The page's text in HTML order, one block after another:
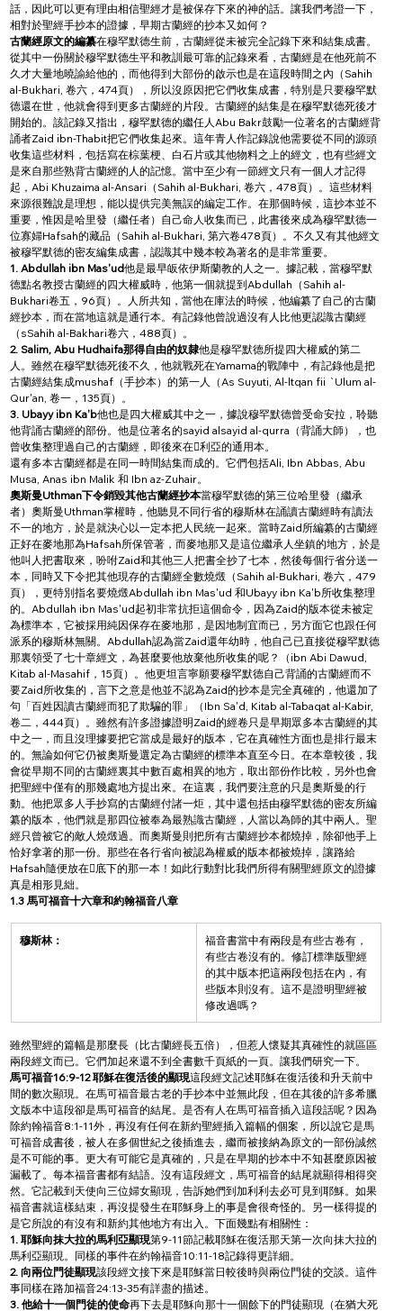
話，因此可以更有理由相信聖經才是被保存下來的神的話。讓我們考證一下，
相對於聖經手抄本的證據，早期古蘭經的抄本又如何？
古蘭經原文的編纂在穆罕默德生前，古蘭經從未被完全記錄下來和結集成書。
從其中一份關於穆罕默德生平和教訓最可靠的記錄來看，古蘭經是在他死前不
久才大量地曉諭給他的，而他得到大部份的啟示也是在這段時間之內（Sahih
al-Bukhari, 卷六，474頁），所以沒原因把它們收集成書，特別是只要穆罕默
德還在世，他就會得到更多古蘭經的片段。古蘭經的結集是在穆罕默德死後才
開始的。該記錄又指出，穆罕默德的繼任人Abu Bakr鼓勵一位著名的古蘭經背
誦者Zaid ibn-Thabit把它們收集起來。這年青人作記錄說他需要從不同的源頭
收集這些材料，包括寫在棕葉梗、白石片或其他物料之上的經文，也有些經文
是來自那些熟背古蘭經的人的記憶。當中至少有一節經文只有一個人才記得
起，Abi Khuzaima al-Ansari（Sahih al-Bukhari, 卷六，478頁）。這些材料
來源很難說是理想，能以提供完美無誤的編定工作。在那個時候，這抄本並不
重要，惟因是哈里發（繼任者）自己命人收集而已，此書後來成為穆罕默德一
位寡婦Hafsah的藏品（Sahih al-Bukhari, 第六卷478頁）。不久又有其他經文
被穆罕默德的密友編集成書，認識其中幾本較為著名的是非常重要。
1. Abdullah ibn Mas'ud他是最早皈依伊斯蘭教的人之一。據記載，當穆罕默
德點名教授古蘭經的四大權威時，他第一個就提到Abdullah（Sahih al-
Bukhari卷五，96頁）。人所共知，當他在庫法的時候，他編纂了自己的古蘭
經抄本，而在當地這就是通行本。有記錄他曾說過沒有人比他更認識古蘭經
（sSahih al-Bakhari卷六，488頁）。
2. Salim, Abu Hudhaifa那得自由的奴隸他是穆罕默德所提四大權威的第二
人。雖然在穆罕默德死後不久，他就戰死在Yamama的戰陣中，有記錄他是把
古蘭經結集成mushaf（手抄本）的第一人（As Suyuti, Al-ltqan fii `Ulum al-
Qur'an, 卷一，135頁）。
3. Ubayy ibn Ka'b他也是四大權威其中之一，據說穆罕默德曾受命安拉，聆聽
他背誦古蘭經的部份。他是位著名的sayid alsayid al-qurra（背誦大師），也
曾收集整理過自己的古蘭經，即後來在利亞的通用本。
還有多本古蘭經都是在同一時間結集而成的。它們包括Ali, Ibn Abbas, Abu
Musa, Anas ibn Malik 和 Ibn az-Zuhair。
奧斯曼Uthman下令銷毀其他古蘭經抄本當穆罕默德的第三位哈里發（繼承
者）奧斯曼Uthman掌權時，他聽見不同行省的穆斯林在誦讀古蘭經時有讀法
不一的地方，於是就決心以一定本把人民統一起來。當時Zaid所編纂的古蘭經
正好在麥地那為Hafsah所保管著，而麥地那又是這位繼承人坐鎮的地方，於是
他叫人把書取來，吩咐Zaid和其他三人把書全抄了七本，然後每個行省分送一
本，同時又下令把其他現存的古蘭經全數燒燬（Sahih al-Bukhari, 卷六，479
頁），更特別指名要燒燬Abdullah ibn Mas'ud 和Ubayy ibn Ka'b所收集整理
的。Abdullah ibn Mas'ud起初非常抗拒這個命令，因為Zaid的版本從未被定
為標準本，它被採用純因保存在麥地那，是因地制宜而已，另方面它也跟任何
派系的穆斯林無關。Abdullah認為當Zaid還年幼時，他自己已直接從穆罕默德
那裏領受了七十章經文，為甚麼要他放棄他所收集的呢？（ibn Abi Dawud,
Kitab al-Masahif，15頁）。他更坦言寧願要穆罕默德自己背誦的古蘭經而不
要Zaid所收集的，言下之意是他並不認為Zaid的抄本是完全真確的，他還加了
句「百姓因讀古蘭經而犯了欺騙的罪」（Ibn Sa'd, Kitab al-Tabaqat al-Kabir,
卷二，444頁）。雖然有許多證據證明Zaid的經卷只是早期眾多本古蘭經的其
中之一，而且沒理據要把它當成是最好的版本，它在真確性方面也是排行最末
的。無論如何它仍被奧斯曼選定為古蘭經的標準本直至今日。在本章較後，我
會從早期不同的古蘭經裏其中數百處相異的地方，取出部份作比較，另外也會
把聖經中僅有的那幾處地方提出來。在這裏，我們要注意的只是奧斯曼的行
動。他把眾多人手抄寫的古蘭經付諸一炬，其中還包括由穆罕默德的密友所編
纂的版本，他們就是那四位被奉為最熟識古蘭經，人當以為師的其中兩人。聖
經只曾被它的敵人燒燬過。而奧斯曼則把所有古蘭經抄本都燒掉，除卻他手上
恰好拿著的那一份。那些在各行省向被認為權威的版本都被燒掉，讓路給
Hafsah隨便放在底下的那一本！如此行動對比我們所得有關聖經原文的證據
真是相形見絀。
1.3 馬可福音十六章和約翰福音八章
穆斯林：
福音書當中有兩段是有些古卷有，
有些古卷沒有的。修訂標準版聖經
的其中版本把這兩段包括在內，有
些版本則沒有。這不是證明聖經被
修改過嗎？
雖然聖經的篇幅是那麼長（比古蘭經長五倍），但惹人懷疑其真確性的就區區
兩段經文而已。它們加起來還不到全書數千頁紙的一頁。讓我們研究一下。
馬可福音16:9-12 耶穌在復活後的顯現這段經文記述耶穌在復活後和升天前中
間的數次顯現。在馬可福音最古老的手抄本中並無此段，但在其後的許多希臘
文版本中這段卻是馬可福音的結尾。是否有人在馬可福音插入這段話呢？因為
除約翰福音8:1-11外，再沒有任何在新約聖經插入篇幅的個案，所以說它是馬
可福音成書後，被人在多個世紀之後插進去，繼而被接納為原文的一部份誠然
是不可能的事。更大有可能它是真確的，只是在早期的抄本中不知甚麼原因被
漏載了。每本福音書都有結語。沒有這段經文，馬可福音的結尾就顯得相得突
然。它記載到天使向三位婦女顯現，告訴她們到加利利去必可見到耶穌。如果
福音書就這樣結束，再沒提發生在耶穌身上的事是會很奇怪的。另一樣得提的
是它所說的有沒有和新約其他地方有出入。下面幾點有相關性：
1. 耶穌向抹大拉的馬利亞顯現第9-11節記載耶穌在復活那天第一次向抹大拉的
馬利亞顯現。同樣的事件在約翰福音10:11-18記錄得更詳細。
2. 向兩位門徒顯現該段經文接下來是耶穌當日較後時與兩位門徒的交談。這件
事同樣在路加福音24:13-35有詳盡的描述。
3. 他給十一個門徒的使命再下去是耶穌向那十一個餘下的門徒顯現（在猶大死